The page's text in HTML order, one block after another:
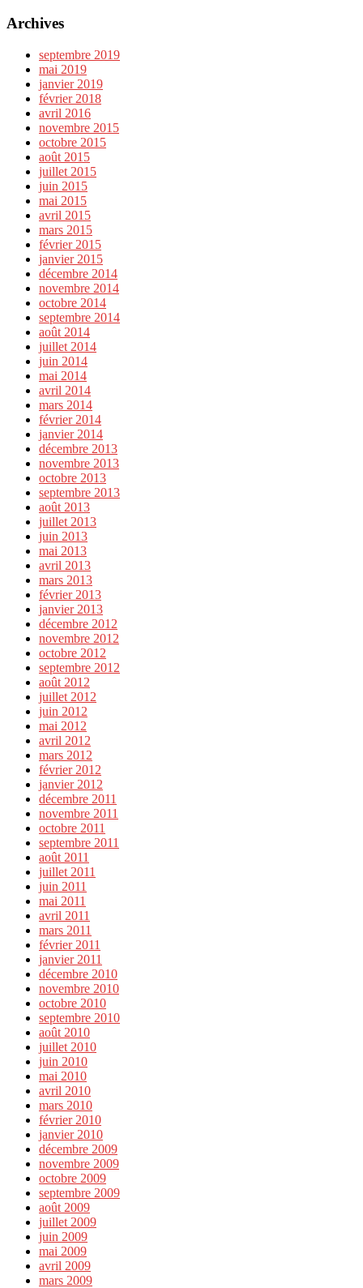
Archives
septembre 2019
mai 2019
janvier 2019
février 2018
avril 2016
novembre 2015
octobre 2015
août 2015
juillet 2015
juin 2015
mai 2015
avril 2015
mars 2015
février 2015
janvier 2015
décembre 2014
novembre 2014
octobre 2014
septembre 2014
août 2014
juillet 2014
juin 2014
mai 2014
avril 2014
mars 2014
février 2014
janvier 2014
décembre 2013
novembre 2013
octobre 2013
septembre 2013
août 2013
juillet 2013
juin 2013
mai 2013
avril 2013
mars 2013
février 2013
janvier 2013
décembre 2012
novembre 2012
octobre 2012
septembre 2012
août 2012
juillet 2012
juin 2012
mai 2012
avril 2012
mars 2012
février 2012
janvier 2012
décembre 2011
novembre 2011
octobre 2011
septembre 2011
août 2011
juillet 2011
juin 2011
mai 2011
avril 2011
mars 2011
février 2011
janvier 2011
décembre 2010
novembre 2010
octobre 2010
septembre 2010
août 2010
juillet 2010
juin 2010
mai 2010
avril 2010
mars 2010
février 2010
janvier 2010
décembre 2009
novembre 2009
octobre 2009
septembre 2009
août 2009
juillet 2009
juin 2009
mai 2009
avril 2009
mars 2009